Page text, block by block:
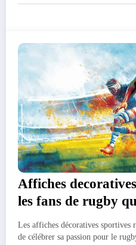
Affiches
les fans de rugby
champions en herbe
Les affiches décoratives sportives
de célébrer sa passion pour le